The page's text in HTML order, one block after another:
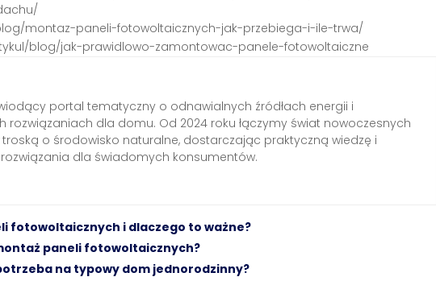
montaz-paneli-fotowoltaicznych-jak-przebiega-i-ile-trwa/
blog/jak-prawidlowo-zamontowac-panele-fotowoltaiczne
portal tematyczny o odnawialnych źródłach energii i
rozwiązaniach dla domu. Od 2024 roku łączymy świat nowoczesnych
o środowisko naturalne, dostarczając praktyczną wiedzę i
dla świadomych konsumentów.
fotowoltaicznych i dlaczego to ważne?
paneli fotowoltaicznych?
na typowy dom jednorodzinny?